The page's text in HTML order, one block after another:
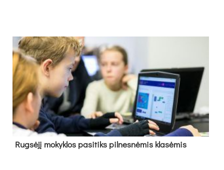
Rug­sė­jį mo­kyk­los pa­si­tiks pil­nes­nė­mis kla­sė­mis